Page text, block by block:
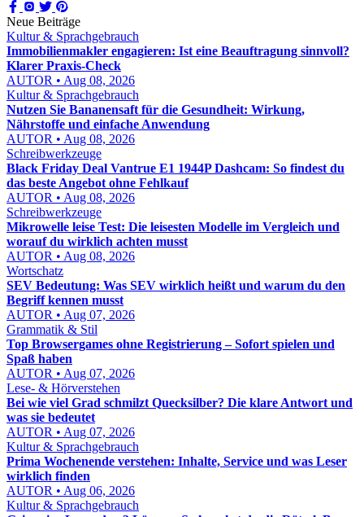
Neue Beiträge
Kultur & Sprachgebrauch
Immobilienmakler engagieren: Ist eine Beauftragung sinnvoll?
Klarer Praxis-Check
AUTOR • Aug 08, 2026
Kultur & Sprachgebrauch
Nutzen Sie Bananensaft für die Gesundheit: Wirkung,
Nährstoffe und einfache Anwendung
AUTOR • Aug 08, 2026
Schreibwerkzeuge
Black Friday Deal Vantrue E1 1944P Dashcam: So findest du
das beste Angebot ohne Fehlkauf
AUTOR • Aug 08, 2026
Schreibwerkzeuge
Mikrowelle leise Test: Die leisesten Modelle im Vergleich und
worauf du wirklich achten musst
AUTOR • Aug 08, 2026
Wortschatz
SEV Bedeutung: Was SEV wirklich heißt und warum du den
Begriff kennen musst
AUTOR • Aug 07, 2026
Grammatik & Stil
Top Browsergames ohne Registrierung – Sofort spielen und
Spaß haben
AUTOR • Aug 07, 2026
Lese- & Hörverstehen
Bei wie viel Grad schmilzt Quecksilber? Die klare Antwort und
was sie bedeutet
AUTOR • Aug 07, 2026
Kultur & Sprachgebrauch
Prima Wochenende verstehen: Inhalte, Service und was Leser
wirklich finden
AUTOR • Aug 06, 2026
Kultur & Sprachgebrauch